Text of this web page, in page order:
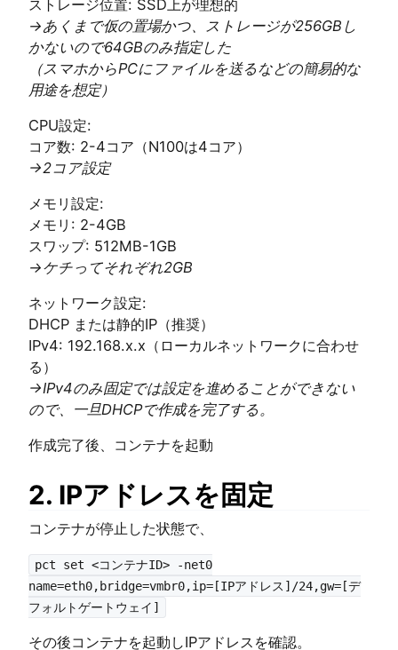
ストレージ位置: SSD上が理想的
→あくまで仮の置場かつ、ストレージが256GBし
かないので64GBのみ指定した
（スマホからPCにファイルを送るなどの簡易的な
用途を想定）
CPU設定:
コア数: 2-4コア（N100は4コア）
→2コア設定
メモリ設定:
メモリ: 2-4GB
スワップ: 512MB-1GB
→ケチってそれぞれ2GB
ネットワーク設定:
DHCP または静的IP（推奨）
IPv4: 192.168.x.x（ローカルネットワークに合わせ
る）
→IPv4のみ固定では設定を進めることができない
ので、一旦DHCPで作成を完了する。
作成完了後、コンテナを起動
2. IPアドレスを固定
コンテナが停止した状態で、
pct set <コンテナID> -net0
name=eth0,bridge=vmbr0,ip=[IPアドレス]/24,gw=[デ
フォルトゲートウェイ]
その後コンテナを起動しIPアドレスを確認。